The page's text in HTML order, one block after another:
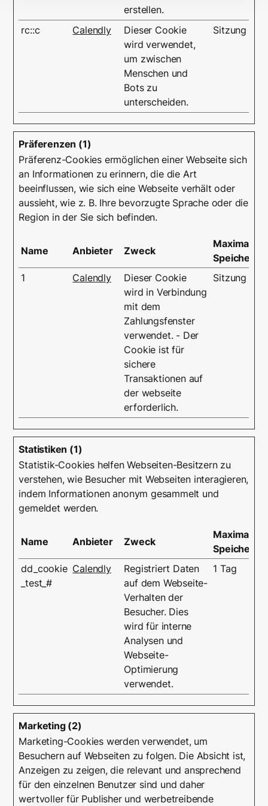
erstellen.
rc::c Calendly
Dieser Cookie
wird verwendet,
um zwischen
Menschen und
Bots zu
unterscheiden.
Sitzung
Präferenzen (1)
Präferenz-Cookies ermöglichen einer Webseite sich
an Informationen zu erinnern, die die Art
beeinflussen, wie sich eine Webseite verhält oder
aussieht, wie z. B. Ihre bevorzugte Sprache oder die
Region in der Sie sich befinden.
Name Anbieter Zweck
Maximale
1
Calendly
Dieser Cookie
wird in Verbindung
mit dem
Zahlungsfenster
verwendet. - Der
Cookie ist für
sichere
Transaktionen auf
der webseite
erforderlich.
Sitzung
Statistiken (1)
Statistik-Cookies helfen Webseiten-Besitzern zu
verstehen, wie Besucher mit Webseiten interagieren,
indem Informationen anonym gesammelt und
gemeldet werden.
Name Anbieter Zweck
Maximale
dd_cookie
_test_#
Calendly
Registriert Daten
auf dem Webseite-
Verhalten der
Besucher. Dies
wird für interne
Analysen und
Webseite-
Optimierung
verwendet.
1 Tag
Marketing (2)
Marketing-Cookies werden verwendet, um
Besuchern auf Webseiten zu folgen. Die Absicht ist,
Anzeigen zu zeigen, die relevant und ansprechend
für den einzelnen Benutzer sind und daher
wertvoller für Publisher und werbetreibende